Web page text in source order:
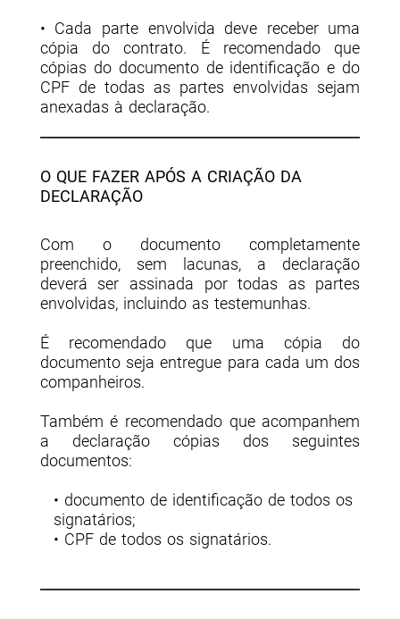
• Cada parte envolvida deve receber uma
cópia do contrato. É recomendado que
cópias do documento de identificação e do
CPF de todas as partes envolvidas sejam
anexadas à declaração.
O QUE FAZER APÓS A CRIAÇÃO DA
DECLARAÇÃO
Com o documento completamente
preenchido, sem lacunas, a declaração
deverá ser assinada por todas as partes
envolvidas, incluindo as testemunhas.
É recomendado que uma cópia do
documento seja entregue para cada um dos
companheiros.
Também é recomendado que acompanhem
a declaração cópias dos seguintes
documentos:
• documento de identificação de todos os
signatários;
• CPF de todos os signatários.